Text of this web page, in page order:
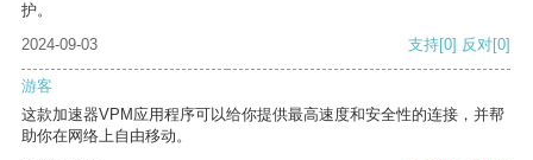
护。
2024-09-03
支持[0] 反对[0]
游客
这款加速器VPM应用程序可以给你提供最高速度和安全性的连接，并帮
助你在网络上自由移动。